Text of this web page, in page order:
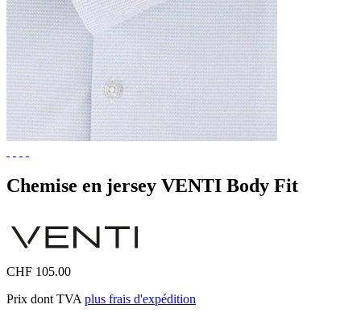
Chemise en jersey VENTI Body Fit
CHF 105.00
Prix dont TVA plus frais d'expédition